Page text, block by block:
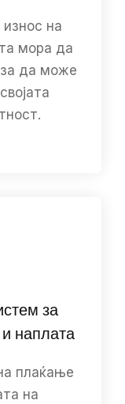
на
мора да
за да може
за
наплата
плаќање
на